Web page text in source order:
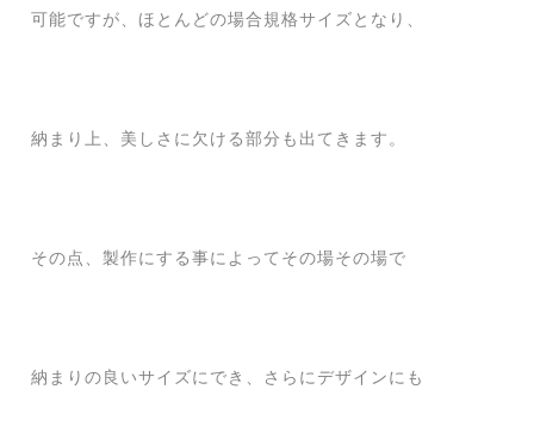
可能ですが、ほとんどの場合規格サイズとなり、
納まり上、美しさに欠ける部分も出てきます。
その点、製作にする事によってその場その場で
納まりの良いサイズにでき、さらにデザインにも